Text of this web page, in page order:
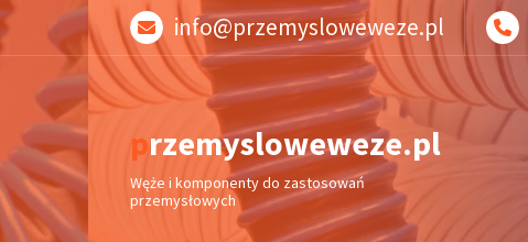
Skip
to
info@przemysloweweze.pl
przemysloweweze.pl
Węże i komponenty do zastosowań
przemysłowych